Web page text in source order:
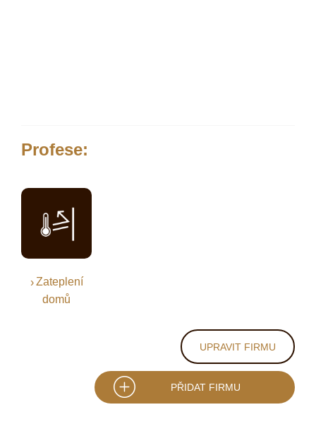
Profese:
Zateplení
domů
UPRAVIT FIRMU
PŘIDAT FIRMU